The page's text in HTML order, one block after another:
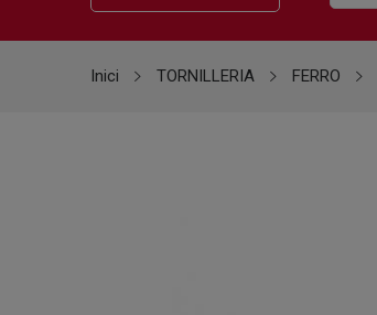
Inici TORNILLERIA FERRO